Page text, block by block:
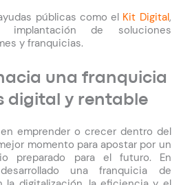
públicas como el Kit Digital,
de soluciones
y franquicias.
una franquicia
digital y rentable
emprender o crecer dentro del
momento para apostar por un
preparado para el futuro. En
una franquicia de